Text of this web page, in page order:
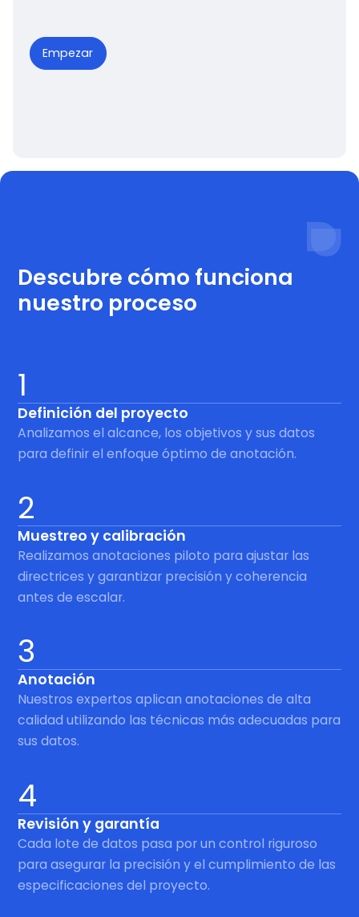
Empezar
Descubre cómo funciona
nuestro proceso
1
Definición del proyecto
Analizamos el alcance, los objetivos y sus datos
para definir el enfoque óptimo de anotación.
2
Muestreo y calibración
Realizamos anotaciones piloto para ajustar las
directrices y garantizar precisión y coherencia
antes de escalar.
3
Anotación
Nuestros expertos aplican anotaciones de alta
calidad utilizando las técnicas más adecuadas para
sus datos.
4
Revisión y garantía
Cada lote de datos pasa por un control riguroso
para asegurar la precisión y el cumplimiento de las
especificaciones del proyecto.